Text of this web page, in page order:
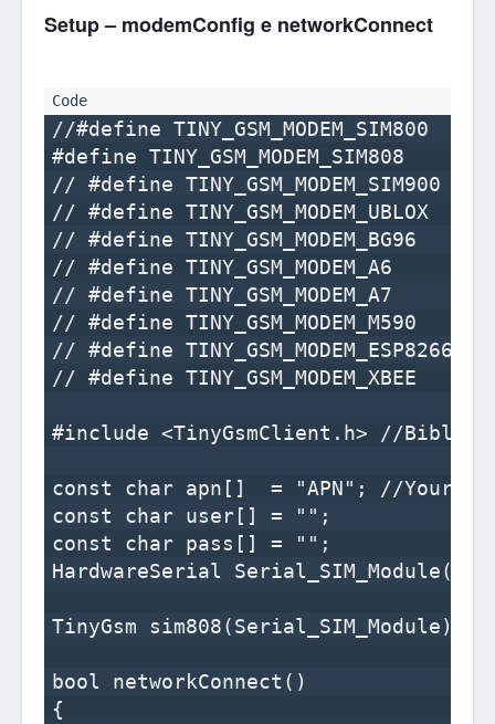
Setup – modemConfig e networkConnect
//#define TINY_GSM_MODEM_SIM800
#define TINY_GSM_MODEM_SIM808
// #define TINY_GSM_MODEM_SIM900
// #define TINY_GSM_MODEM_UBLOX
// #define TINY_GSM_MODEM_BG96
// #define TINY_GSM_MODEM_A6
// #define TINY_GSM_MODEM_A7
// #define TINY_GSM_MODEM_M590
// #define TINY_GSM_MODEM_ESP8266
// #define TINY_GSM_MODEM_XBEE
#include <TinyGsmClient.h> //
const char apn[]  = "APN"; //YourAPN
const char user[] = "";
const char pass[] = "";
HardwareSerial Serial_SIM_Module(1);
TinyGsm sim808(Serial_SIM_Module);
bool networkConnect()
{